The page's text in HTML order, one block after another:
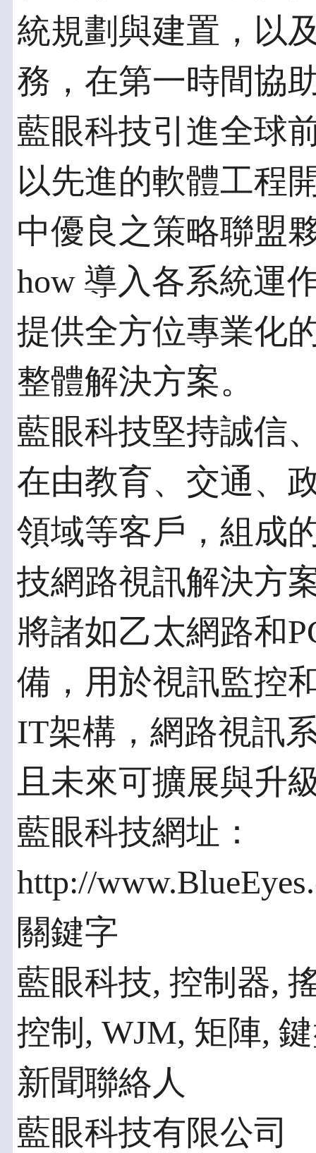
統規劃與建置，以
務，在第一時間協
藍眼科技引進全球
以先進的軟體工程
中優良之策略聯盟
how 導入各系統運
提供全方位專業化
整體解決方案。
藍眼科技堅持誠信
在由教育、交通、
領域等客戶，組成
技網路視訊解決方
將諸如乙太網路和
備，用於視訊監控
IT架構，網路視訊
且未來可擴展與升
藍眼科技網址：
http://
關鍵字
藍眼科技, 控制器,
控制, WJM, 矩陣,
新聞聯絡人
藍眼科技有限公司